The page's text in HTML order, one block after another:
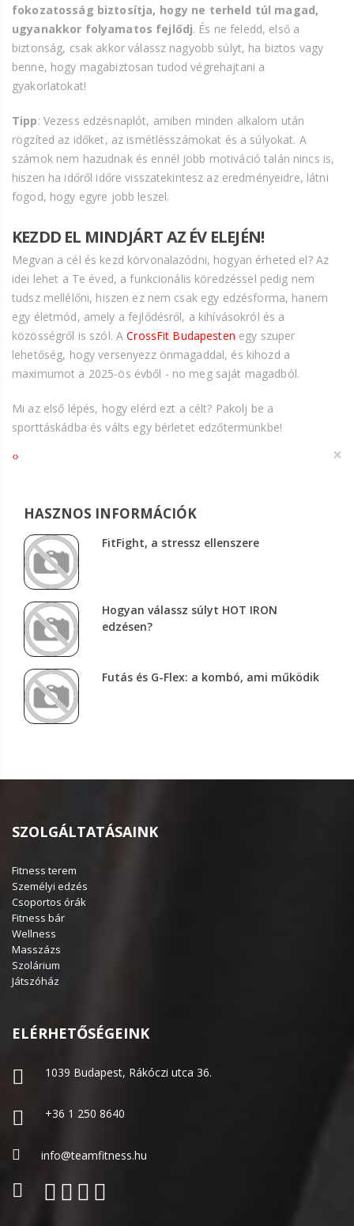
fokozatosság biztosítja, hogy ne terheld túl magad,
ugyanakkor folyamatos fejlődj. És ne feledd, első a
biztonság, csak akkor válassz nagyobb súlyt, ha biztos vagy
benne, hogy magabiztosan tudod végrehajtani a
gyakorlatokat!
Tipp: Vezess edzésnaplót, amiben minden alkalom után
rögzíted az időket, az ismétlésszámokat és a súlyokat. A
számok nem hazudnak és ennél jobb motiváció talán nincs is,
hiszen ha időről időre visszatekintesz az eredményeidre, látni
fogod, hogy egyre jobb leszel.
KEZDD EL MINDJÁRT AZ ÉV ELEJÉN!
Megvan a cél és kezd körvonalazódni, hogyan érheted el? Az
idei lehet a Te éved, a funkcionális köredzéssel pedig nem
tudsz mellélőni, hiszen ez nem csak egy edzésforma, hanem
egy életmód, amely a fejlődésről, a kihívásokról és a
közösségről is szól. ACrossFit Budapesten egy szuper
lehetőség, hogy versenyezz önmagaddal, és kihozd a
maximumot a 2025-ös évből - no meg saját magadból.
Mi az első lépés, hogy elérd ezt a célt? Pakolj be a
sporttáskádba és válts egy bérletet edzőtermünkbe!
‹› ×
HASZNOS INFORMÁCIÓK
FitFight, a stressz ellenszere
Hogyan válassz súlyt HOT IRON
edzésen?
Futás és G-Flex: a kombó, ami működik
SZOLGÁLTATÁSAINK
Fitness terem
Személyi edzés
Csoportos órák
Fitness bár
Wellness
Masszázs
Szolárium
Játszóház
ELÉRHETŐSÉGEINK
1039 Budapest, Rákóczi utca 36.
+36 1 250 8640
info@teamfitness.hu